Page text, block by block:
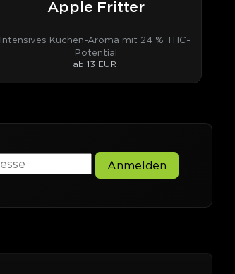
Apple Fritter
Intensives Kuchen-Aroma mit 24 % THC-
Potential
ab 13 EUR
Anmelden